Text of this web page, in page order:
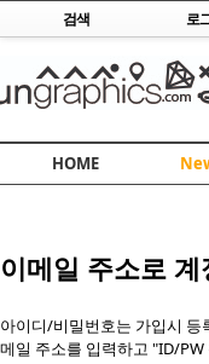
검색 로
HOME
이메일 주소로 계
아이디/비밀번호는 가입시 등
메일 주소를 입력하고 "ID/